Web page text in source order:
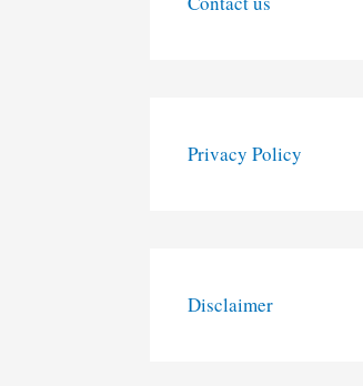
Privacy Policy
Disclaimer